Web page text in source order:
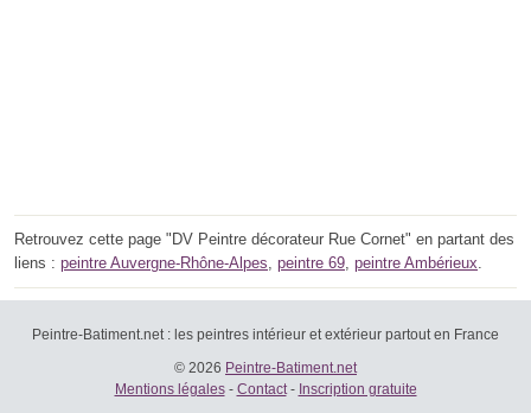
Retrouvez cette page "DV Peintre décorateur Rue Cornet" en partant des
liens : peintre Auvergne-Rhône-Alpes, peintre 69, peintre Ambérieux.
Peintre-Batiment.net : les peintres intérieur et extérieur partout en France
© 2026 Peintre-Batiment.net
Mentions légales- Contact- Inscription gratuite